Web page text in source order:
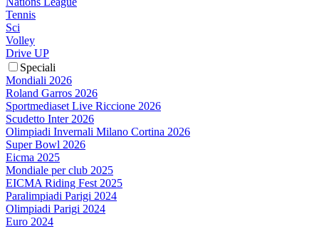
Tennis
Sci
Volley
Drive UP
Speciali
Mondiali 2026
Roland Garros 2026
Sportmediaset Live Riccione 2026
Scudetto Inter 2026
Olimpiadi Invernali Milano Cortina 2026
Super Bowl 2026
Eicma 2025
Mondiale per club 2025
EICMA Riding Fest 2025
Paralimpiadi Parigi 2024
Olimpiadi Parigi 2024
Euro 2024